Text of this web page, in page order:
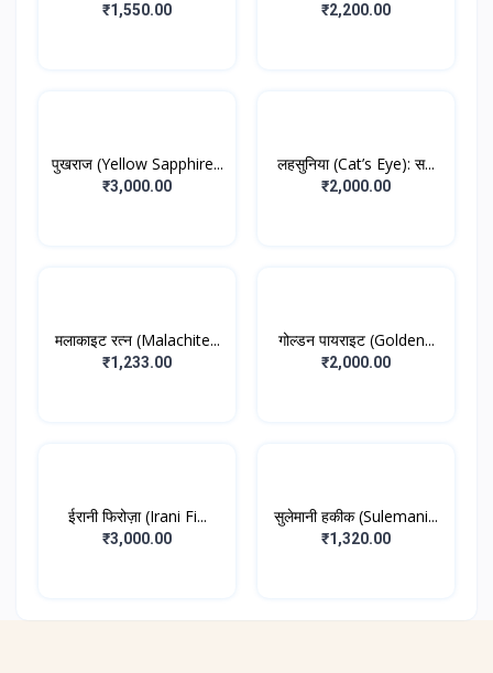
₹1,550.00 ₹2,200.00
पुखराज (Yellow Sapphire...
₹3,000.00
लहसुनिया (Cat’s Eye): स...
₹2,000.00
मलाकाइट रत्न (Malachite...
₹1,233.00
गोल्डन पायराइट (Golden...
₹2,000.00
ईरानी फिरोज़ा (Irani Fi...
₹3,000.00
सुलेमानी हकीक (Sulemani...
₹1,320.00